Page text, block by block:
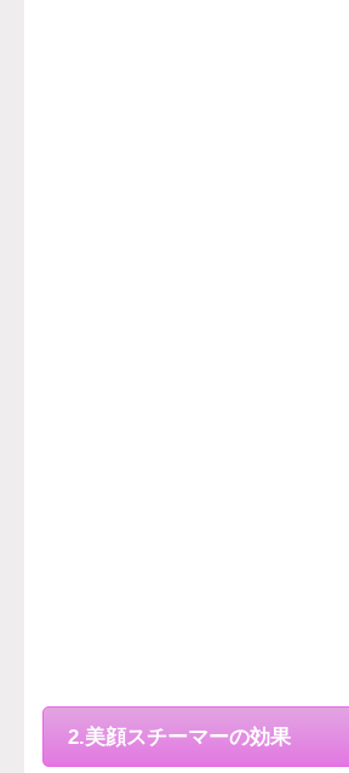
2.美顔スチーマーの効果